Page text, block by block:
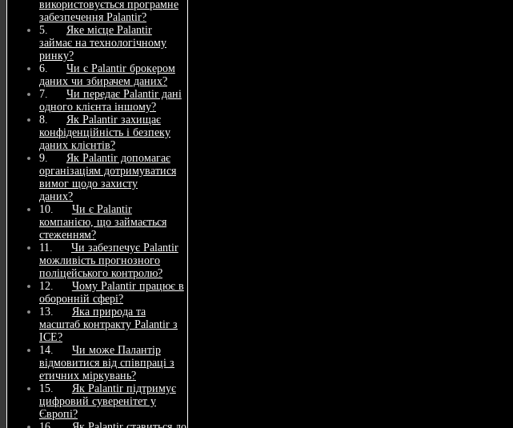
використовується програмне
забезпечення Palantir?
Яке місце Palantir
займає на технологічному
ринку?
Чи є Palantir брокером
даних чи збирачем даних?
Чи передає Palantir дані
одного клієнта іншому?
Як Palantir захищає
конфіденційність і безпеку
даних клієнтів?
Як Palantir допомагає
організаціям дотримуватися
вимог щодо захисту
даних?
Чи є Palantir
компанією, що займається
стеженням?
Чи забезпечує Palantir
можливість прогнозного
поліцейського контролю?
Чому Palantir працює в
оборонній сфері?
Яка природа та
масштаб контракту Palantir з
ICE?
Чи може Палантір
відмовитися від співпраці з
етичних міркувань?
Як Palantir підтримує
цифровий суверенітет у
Європі?